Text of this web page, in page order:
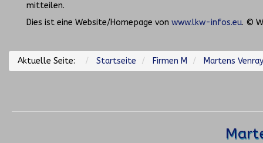
mitteilen.
Dies ist eine Website/Homepage von www.lkw-infos.eu. ©
Aktuelle Seite: Startseite Firmen M Martens